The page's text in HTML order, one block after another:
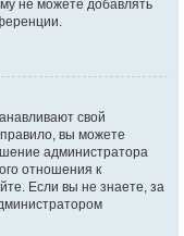
не можете добавлять
свой
вы можете
администратора
отношения к
Если вы не знаете, за